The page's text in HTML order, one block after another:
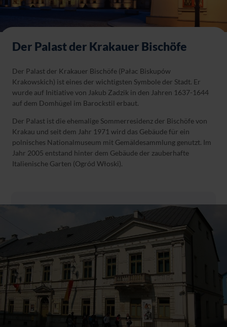
Der Palast der Krakauer Bischöfe
Der Palast der Krakauer Bischöfe (Pałac Biskupów
Krakowskich) ist eines der wichtigsten Symbole der Stadt. Er
wurde auf Initiative von Jakub Zadzik in den Jahren 1637-1644
auf dem Domhügel im Barockstil erbaut.
Der Palast ist die ehemalige Sommerresidenz der Bischöfe von
Krakau und seit dem Jahr 1971 wird das Gebäude für ein
polnisches Nationalmuseum mit Gemäldesammlung genutzt. Im
Jahr 2005 entstand hinter dem Gebäude der zauberhafte
Italienische Garten (Ogród Włoski).